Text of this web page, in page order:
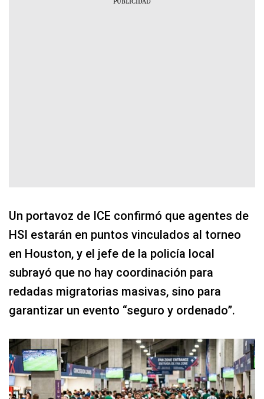
Un portavoz de ICE confirmó que agentes de
HSI estarán en puntos vinculados al torneo
en Houston, y el jefe de la policía local
subrayó que no hay coordinación para
redadas migratorias masivas, sino para
garantizar un evento “seguro y ordenado”.